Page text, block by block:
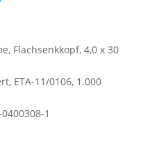
Flachsenkkopf, 4,0 x 30
ETA-11/0106, 1.000
1